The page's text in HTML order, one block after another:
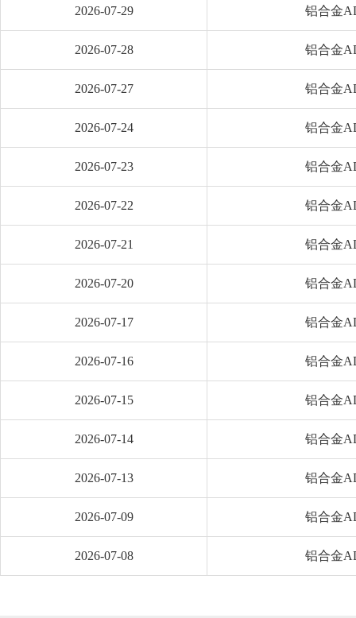
2026-07-29 铝合金
2026-07-28 铝合金
2026-07-27 铝合金
2026-07-24 铝合金
2026-07-23 铝合金
2026-07-22 铝合金
2026-07-21 铝合金
2026-07-20 铝合金
2026-07-17 铝合金
2026-07-16 铝合金
2026-07-15 铝合金
2026-07-14 铝合金
2026-07-13 铝合金
2026-07-09 铝合金
2026-07-08 铝合金